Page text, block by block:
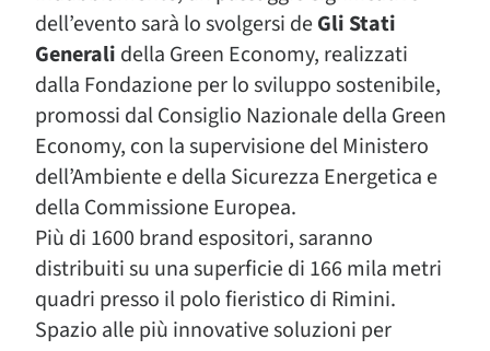
dell’evento sarà lo svolgersi deGli Stati
Generali della Green Economy, realizzati
dalla Fondazione per lo sviluppo sostenibile,
promossi dal Consiglio Nazionale della Green
Economy, con la supervisione del Ministero
dell’Ambiente e della Sicurezza Energetica e
della Commissione Europea.
Più di 1600 brand espositori, saranno
distribuiti su una superficie di 166 mila metri
quadri presso il polo fieristico di Rimini.
Spazio alle più innovative soluzioni per